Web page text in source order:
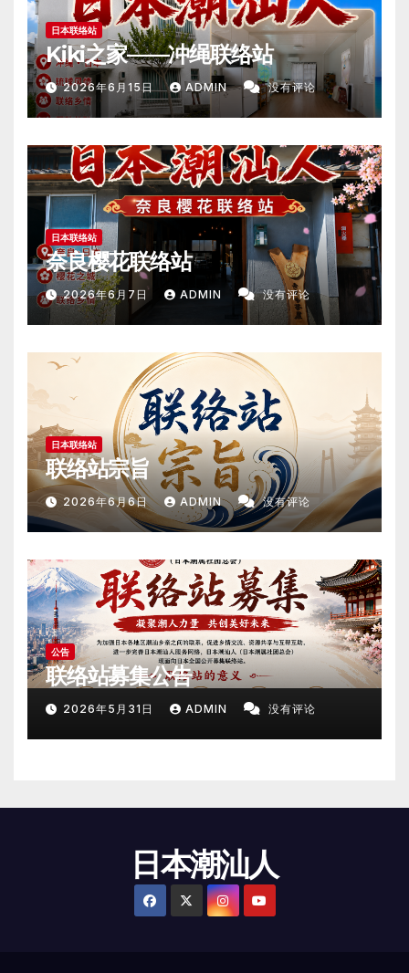
日本联络站
Kiki之家——冲绳联络站
2026年6月15日 ADMIN 没有评论
日本联络站
奈良樱花联络站
2026年6月7日 ADMIN 没有评论
日本联络站
联络站宗旨
2026年6月6日 ADMIN 没有评论
公告
联络站募集公告
2026年5月31日 ADMIN 没有评论
日本潮汕人